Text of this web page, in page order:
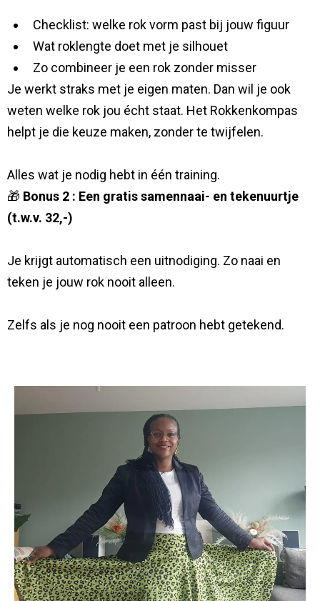
Checklist: welke rok vorm past bij jouw figuur
Wat roklengte doet met je silhouet
Zo combineer je een rok zonder misser
Je werkt straks met je eigen maten. Dan wil je ook
weten welke rok jou écht staat. Het Rokkenkompas
helpt je die keuze maken, zonder te twijfelen.
Alles wat je nodig hebt in één training.
🎁 Bonus 2 : Een gratis samennaai- en tekenuurtje
(t.w.v. 32,-)
Je krijgt automatisch een uitnodiging. Zo naai en
teken je jouw rok nooit alleen.
Zelfs als je nog nooit een patroon hebt getekend.